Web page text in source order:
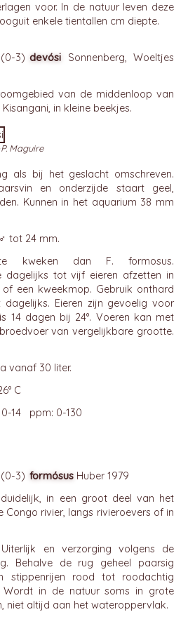
voor. In de natuur leven deze
enkele tientallen cm diepte.
devósi Sonnenberg, Woeltjes
van de middenloop van
in kleine beekjes.
P. Maguire
als bij het geslacht omschreven.
en onderzijde staart geel,
Kunnen in het aquarium 38 mm
tot 24 mm.
kweken dan F. formosus.
dagelijks tot vijf eieren afzetten in
een kweekmop. Gebruik onthard
Eieren zijn gevoelig voor
14 dagen bij 24°. Voeren kan met
van vergelijkbare grootte.
vanaf 30 liter.
C
14 ppm: 0-130
formósus Huber 1979
in een groot deel van het
rivier, langs rivieroevers of in
en verzorging volgens de
Behalve de rug geheel paarsig
stippenrijen rood tot roodachtig
Wordt in de natuur soms in grote
niet altijd aan het wateroppervlak.